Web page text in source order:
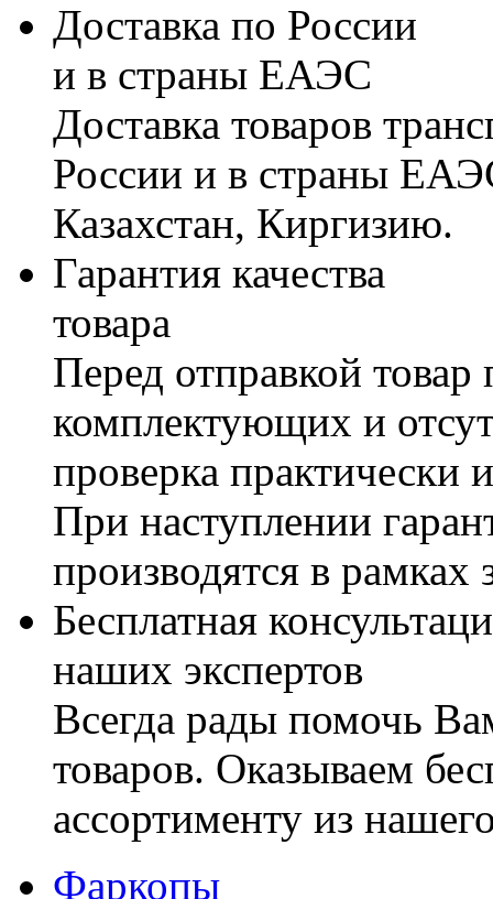
Доставка по России
и в страны ЕАЭС
Доставка товаров
России и в страны
Казахстан, Киргизию.
Гарантия качества
товара
Перед отправкой товар
комплектующих и
проверка практически
При наступлении
производятся в рамках
Бесплатная
наших экспертов
Всегда рады помочь
товаров. Оказываем
ассортименту из
Фаркопы